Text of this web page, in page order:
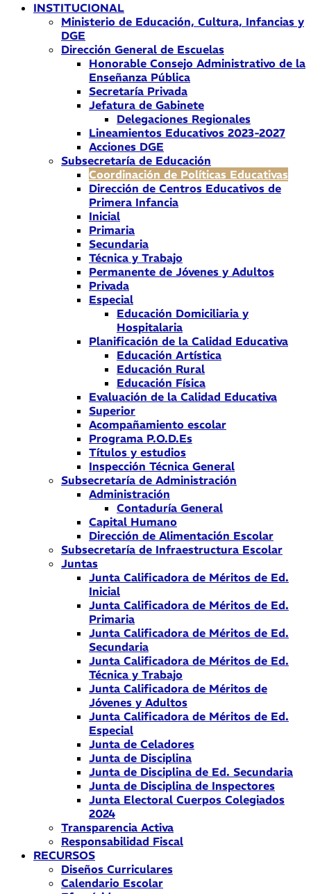
INSTITUCIONAL
Ministerio de Educación, Cultura, Infancias y
DGE
Dirección General de Escuelas
Honorable Consejo Administrativo de la
Enseñanza Pública
Secretaría Privada
Jefatura de Gabinete
Delegaciones Regionales
Lineamientos Educativos 2023-2027
Acciones DGE
Subsecretaría de Educación
Coordinación de Políticas Educativas
Dirección de Centros Educativos de
Primera Infancia
Inicial
Primaria
Secundaria
Técnica y Trabajo
Permanente de Jóvenes y Adultos
Privada
Especial
Educación Domiciliaria y
Hospitalaria
Planificación de la Calidad Educativa
Educación Artística
Educación Rural
Educación Física
Evaluación de la Calidad Educativa
Superior
Acompañamiento escolar
Programa P.O.D.Es
Títulos y estudios
Inspección Técnica General
Subsecretaría de Administración
Administración
Contaduría General
Capital Humano
Dirección de Alimentación Escolar
Subsecretaría de Infraestructura Escolar
Juntas
Junta Calificadora de Méritos de Ed.
Inicial
Junta Calificadora de Méritos de Ed.
Primaria
Junta Calificadora de Méritos de Ed.
Secundaria
Junta Calificadora de Méritos de Ed.
Técnica y Trabajo
Junta Calificadora de Méritos de
Jóvenes y Adultos
Junta Calificadora de Méritos de Ed.
Especial
Junta de Celadores
Junta de Disciplina
Junta de Disciplina de Ed. Secundaria
Junta de Disciplina de Inspectores
Junta Electoral Cuerpos Colegiados
2024
Transparencia Activa
Responsabilidad Fiscal
RECURSOS
Diseños Curriculares
Calendario Escolar